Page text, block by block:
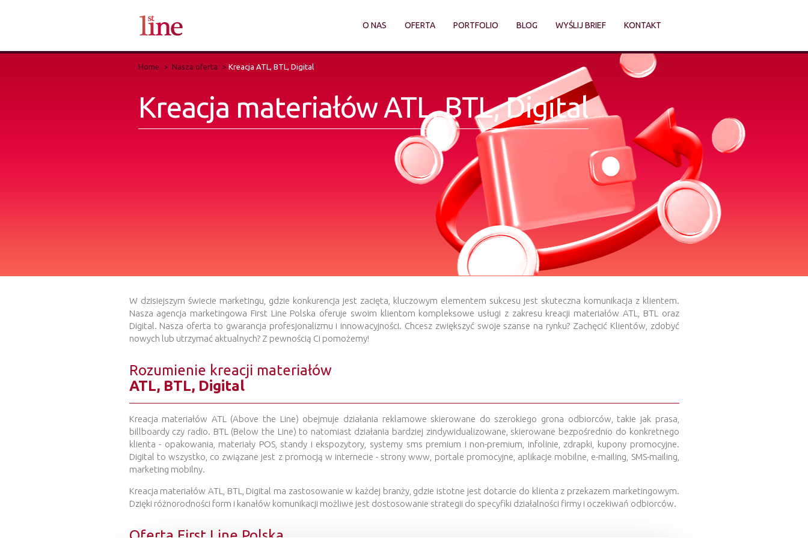
O NAS OFERTA PORTFOLIO BLOG WYŚLIJ BRIEF KONTAKT
Home Nasza oferta Kreacja ATL, BTL, Digital
Kreacja materiałów ATL, BTL, Digital
W dzisiejszym świecie marketingu, gdzie konkurencja jest zacięta, kluczowym elementem sukcesu jest skuteczna komunikacja z klientem.
Nasza agencja marketingowa First Line Polska oferuje swoim klientom kompleksowe usługi z zakresu kreacji materiałów ATL, BTL oraz
Digital. Nasza oferta to gwarancja profesjonalizmu i innowacyjności. Chcesz zwiększyć swoje szanse na rynku? Zachęcić Klientów, zdobyć
nowych lub utrzymać aktualnych? Z pewnością Ci pomożemy!
Rozumienie kreacji materiałów
ATL, BTL, Digital
Kreacja materiałów ATL (Above the Line) obejmuje działania reklamowe skierowane do szerokiego grona odbiorców, takie jak prasa,
billboardy czy radio. BTL (Below the Line) to natomiast działania bardziej zindywidualizowane, skierowane bezpośrednio do konkretnego
klienta - opakowania, materiały POS, standy i ekspozytory, systemy sms premium i non-premium, infolinie, zdrapki, kupony promocyjne.
Digital to wszystko, co związane jest z promocją w internecie - strony www, portale promocyjne, aplikacje mobilne, e-mailing, SMS-mailing,
marketing mobilny.
Kreacja materiałów ATL, BTL, Digital ma zastosowanie w każdej branży, gdzie istotne jest dotarcie do klienta z przekazem marketingowym.
Dzięki różnorodności form i kanałów komunikacji możliwe jest dostosowanie strategii do specyfiki działalności firmy i oczekiwań odbiorców.